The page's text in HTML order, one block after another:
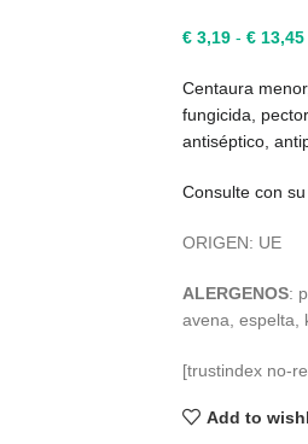
€ 3,19 - € 13,45
Centaura
fungicida,
antiséptico,
Consulte con su
ORIGEN: UE
ALERGENOS:
avena, espelta,
[trustindex no-
Add to